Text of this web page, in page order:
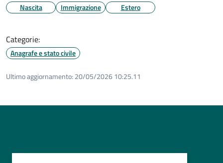
Nascita Immigrazione Estero
Categorie:
Anagrafe e stato civile
Ultimo aggiornamento: 20/05/2026 10:25.11